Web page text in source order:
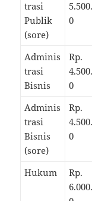
trasi
Publik
(sore)
0
Adminis
trasi
Bisnis
Rp.
0
Adminis
trasi
Bisnis
(sore)
Rp.
0
Hukum
Rp.